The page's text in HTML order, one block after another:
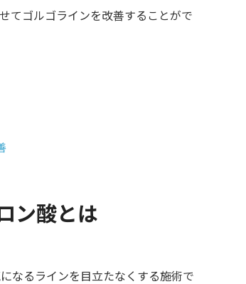
てゴルゴラインを改善することがで
ン酸とは
なるラインを目立たなくする施術で